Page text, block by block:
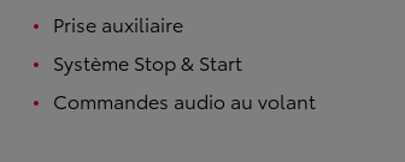
Prise auxiliaire
Système Stop & Start
Commandes audio au volant